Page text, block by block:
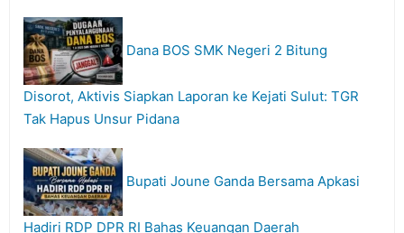
Dana BOS SMK Negeri 2 Bitung
Disorot, Aktivis Siapkan Laporan ke Kejati Sulut: TGR
Tak Hapus Unsur Pidana
Bupati Joune Ganda Bersama Apkasi
Hadiri RDP DPR RI Bahas Keuangan Daerah